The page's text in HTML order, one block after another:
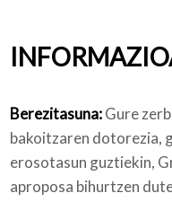
Berezitasuna:Gure
bakoitzaren dotorezia,
erosotasun guztiekin,
aproposa bihurtzen